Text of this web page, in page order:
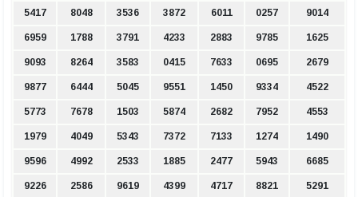
5417 8048 3536 3872 6011 0257 9014
6959 1788 3791 4233 2883 9785 1625
9093 8264 3583 0415 7633 0695 2679
9877 6444 5045 9551 1450 9334 4522
5773 7678 1503 5874 2682 7952 4553
1979 4049 5343 7372 7133 1274 1490
9596 4992 2533 1885 2477 5943 6685
9226 2586 9619 4399 4717 8821 5291